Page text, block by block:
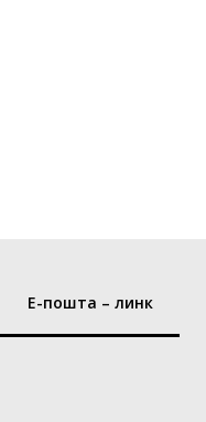
Е-пошта – линк